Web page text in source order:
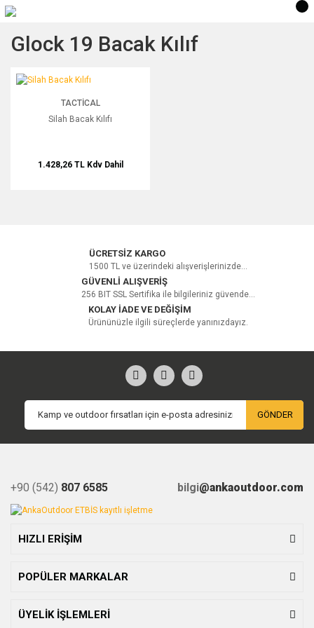
Glock 19 Bacak Kılıf
Silah Bacak Kılıfı
TACTICAL
Silah Bacak Kılıfı
1.428,26 TL Kdv Dahil
ÜCRETSİZ KARGO
1500 TL ve üzerindeki alışverişlerinizde...
GÜVENLİ ALIŞVERİŞ
256 BIT SSL Sertifika ile bilgileriniz güvende...
KOLAY İADE VE DEĞİŞİM
Ürününüzle ilgili süreçlerde yanınızdayız.
GÖNDER
+90 (542) 807 6585 bilgi@ankaoutdoor.com
HIZLI ERİŞİM
POPÜLER MARKALAR
ÜYELİK İŞLEMLERİ